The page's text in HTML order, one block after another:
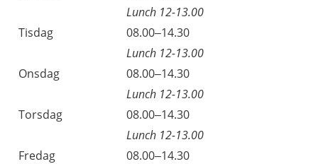
Lunch 12-13.00
Tisdag
08.00–14.30
Lunch 12-13.00
Onsdag
08.00–14.30
Lunch 12-13.00
Torsdag
08.00–14.30
Lunch 12-13.00
Fredag
08.00–14.30